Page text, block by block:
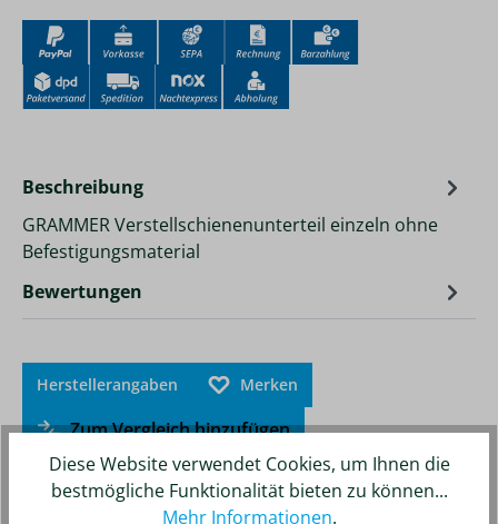
Beschreibung
GRAMMER Verstellschienenunterteil einzeln ohne
Befestigungsmaterial
Bewertungen
Herstellerangaben Merken
Zum Vergleich hinzufügen
Diese Website verwendet Cookies, um Ihnen die
bestmögliche Funktionalität bieten zu können...
Mehr Informationen.